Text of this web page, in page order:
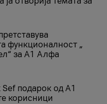
функционалност „
за А1 Алфа
подарок од А1
корисници